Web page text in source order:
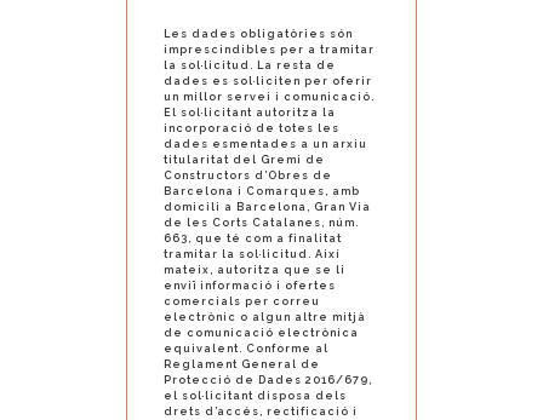
Les dades obligatòries són
imprescindibles per a tramitar
la sol·licitud. La resta de
dades es sol·liciten per oferir
un millor servei i comunicació.
El sol·licitant autoritza la
incorporació de totes les
dades esmentades a un arxiu
titularitat del Gremi de
Constructors d’Obres de
Barcelona i Comarques, amb
domicili a Barcelona, Gran Via
de les Corts Catalanes, núm.
663, que té com a finalitat
tramitar la sol·licitud. Així
mateix, autoritza que se li
enviï informació i ofertes
comercials per correu
electrònic o algun altre mitjà
de comunicació electrònica
equivalent. Conforme al
Reglament General de
Protecció de Dades 2016/679,
el sol·licitant disposa dels
drets d’accés, rectificació i